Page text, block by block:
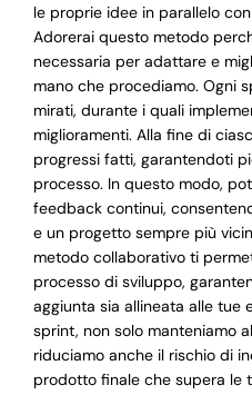
le proprie idee in parallelo
Adorerai questo metodo
necessaria per adattare e
mano che procediamo. Ogni
mirati, durante i quali
miglioramenti. Alla fine di
progressi fatti, garantendoti
processo. In questo modo,
feedback continui,
e un progetto sempre più
metodo collaborativo ti
processo di sviluppo,
aggiunta sia allineata alle tue
sprint, non solo manteniamo
riduciamo anche il rischio di
prodotto finale che supera le